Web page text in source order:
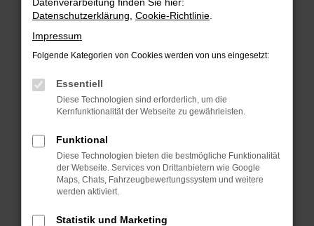
Internetverbindung.
Laden andere Webseiten, zum Beispiel deine
Manche Erweiterungen, wie Werbeblocker,
können das Laden bestimmter Seiten
verhindern. Funktioniert die Seite in einem
Fenster?
Starte dein Gerät neu.
Das kann manchmal helfen, vorübergehende
Probleme zu beheben.
Stelle sicher, dass dein Browser und dein
Datenschutzerklärung Cookie-Richtlinie
Impressum
Folgende Kategorien von Cookies werden von uns eingesetzt:
Essentiell
Diese Technologien sind erforderlich, um die
Kernfunktionalität der Webseite zu gewährleisten.
Funktional
Diese Technologien bieten die bestmögliche Funktionalität
der Webseite. Services von Drittanbietern wie Google
Maps, Chats, Fahrzeugbewertungssystem und weitere
werden aktiviert.
Statistik und Marketing